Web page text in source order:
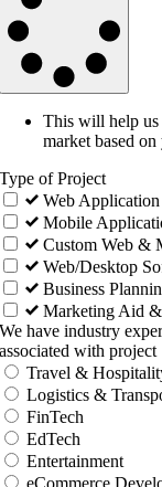
This will help us
market based
Type of Project
Web
Mobile
Custom Web &
Web/Desktop
Business
Marketing Aid
We have industry
associated with project
Travel &
Logistics &
FinTech
EdTech
Entertainment